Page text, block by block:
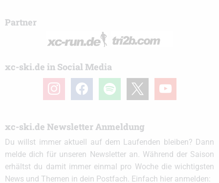
Partner
xc-ski.de in Social Media
instagramfacebook spotify youtube
xc-ski.de Newsletter Anmeldung
Du willst immer aktuell auf dem Laufenden bleiben? Dann
melde dich für unseren Newsletter an. Während der Saison
erhältst du damit immer einmal pro Woche die wichtigsten
News und Themen in dein Postfach. Einfach hier anmelden: